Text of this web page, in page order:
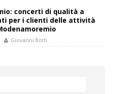
concerti di qualità a
per i clienti delle attività
Giovanni Botti